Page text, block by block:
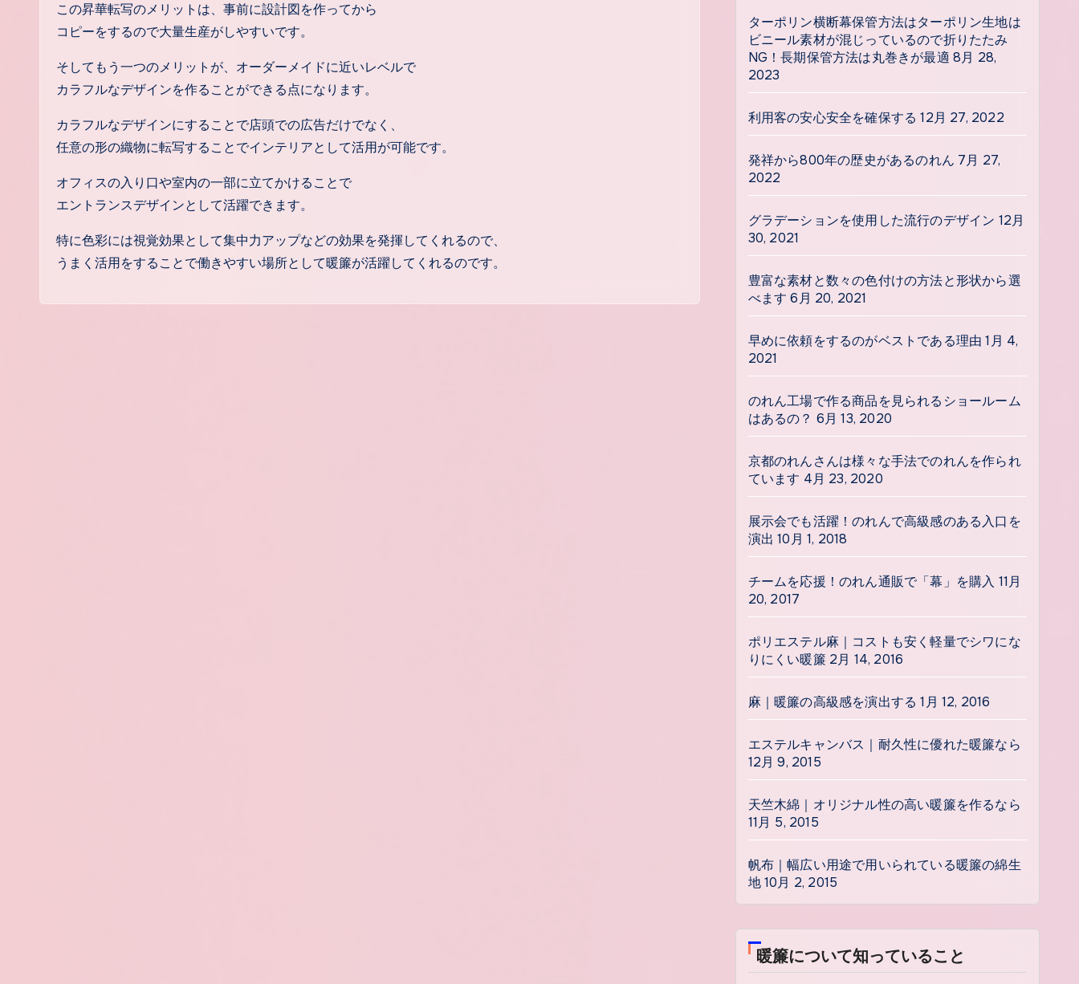
この昇華転写のメリットは、事前に設計図を作ってから
コピーをするので大量生産がしやすいです。
そしてもう一つのメリットが、オーダーメイドに近いレベルで
カラフルなデザインを作ることができる点になります。
カラフルなデザインにすることで店頭での広告だけでなく、
任意の形の織物に転写することでインテリアとして活用が可能です。
オフィスの入り口や室内の一部に立てかけることで
エントランスデザインとして活躍できます。
特に色彩には視覚効果として集中力アップなどの効果を発揮してくれるので、
うまく活用をすることで働きやすい場所として暖簾が活躍してくれるのです。
ターポリン横断幕保管方法はターポリン生地は
ビニール素材が混じっているので折りたたみ
NG！長期保管方法は丸巻きが最適 8月 28,
2023
利用客の安心安全を確保する 12月 27, 2022
発祥から800年の歴史があるのれん 7月 27,
2022
グラデーションを使用した流行のデザイン 12月
30, 2021
豊富な素材と数々の色付けの方法と形状から選
べます 6月 20, 2021
早めに依頼をするのがベストである理由 1月 4,
2021
のれん工場で作る商品を見られるショールーム
はあるの？ 6月 13, 2020
京都のれんさんは様々な手法でのれんを作られ
ています 4月 23, 2020
展示会でも活躍！のれんで高級感のある入口を
演出 10月 1, 2018
チームを応援！のれん通販で「幕」を購入 11月
20, 2017
ポリエステル麻｜コストも安く軽量でシワにな
りにくい暖簾 2月 14, 2016
麻｜暖簾の高級感を演出する 1月 12, 2016
エステルキャンバス｜耐久性に優れた暖簾なら
12月 9, 2015
天竺木綿｜オリジナル性の高い暖簾を作るなら
11月 5, 2015
帆布｜幅広い用途で用いられている暖簾の綿生
地 10月 2, 2015
暖簾について知っていること